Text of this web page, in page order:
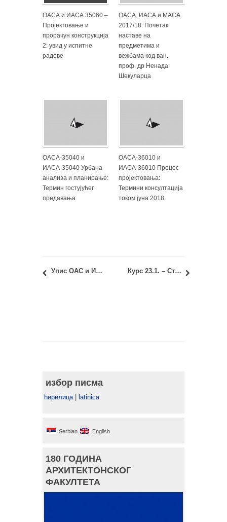
ОАСА и ИАСА 35060 –
Пројектовање и
прорачун конструкција
2: увид у испитне
радове
ОАСА, ИАСА и МАСА
2017/18: Почетак
наставе на
предметима и
вежбама код ван.
проф. др Ненада
Шекуларца
ОАСА-35040 и
ИАСА-35040 Урбана
анализа и планирање:
Термин гостујућег
предавања
ОАСА-36010 и
ИАСА-36010 Процес
пројектовања:
Термини консултација
током јуна 2018.
Упис ОАС и ИАС Архитектура 2014/15 – септембарски рок: Информације за полагање пријемног испита Курс 23.1. – Стручна пракса: Потписивање записника о полагању испита
избор писма
ћирилица| latinica
Serbian English
180 ГОДИНА
АРХИТЕКТОНСКОГ
ФАКУЛТЕТА